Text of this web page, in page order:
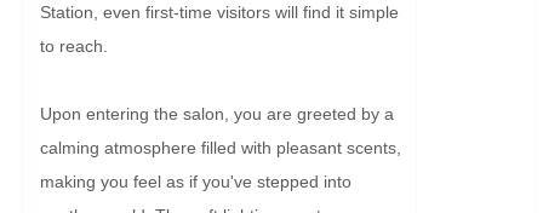
Station, even first-time visitors will find it simple
to reach.
Upon entering the salon, you are greeted by a
calming atmosphere filled with pleasant scents,
making you feel as if you've stepped into